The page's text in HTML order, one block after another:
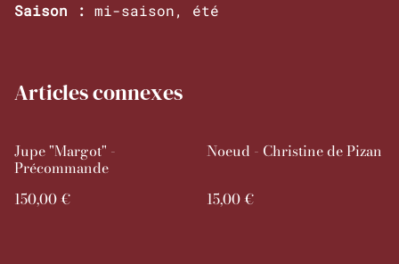
Saison : mi-saison, été
Articles connexes
Jupe "Margot" -
Précommande
150,00 €
Noeud - Christine de Pizan
15,00 €